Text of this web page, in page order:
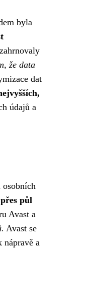
byla
že data
dat
údajů a
osobních
půl
Avast a
Avast se
nápravě a